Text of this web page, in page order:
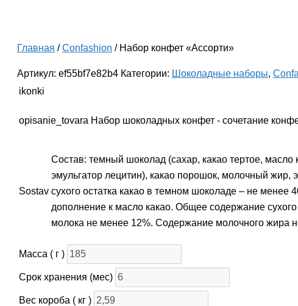
Главная /Confashion / Набор конфет «Ассорти»
Артикул: ef55bf7e82b4 Категории: Шоколадные наборы,
ikonki
opisanie_tovara Набор шоколадных конфет - сочетание
Sostav
Состав: темный шоколад (сахар, какао тертое,
эмульгатор лецитин), какао порошок, молочный
сухого остатка какао в темном шоколаде – не менее
дополнение к масло какао. Общее содержание
молока не менее 12%. Содержание молочного жира
Масса ( г )
Срок хранения (мес)
Вес короба ( кг )